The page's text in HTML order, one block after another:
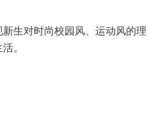
生对时尚校园风、运动风的理
。